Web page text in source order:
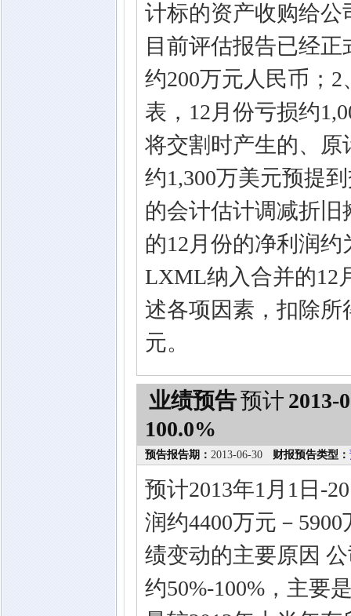
计标的资产收购给公
目前评估报告已经
约200万元人民币；
表，12月份亏损约
将交割时产生的、
约1,300万美元预提
的会计估计调减折
的12月份的净利润
LXML纳入合并的12
述各项因素，扣除
元。
业绩预告预计 2013-
100.0%
预告报告期： 2013-06-30 财报预告类型：
预计2013年1月1日-
润约4400万元－
绩变动的主要原因
约50%-100%，主要